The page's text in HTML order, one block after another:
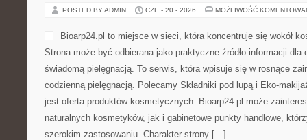
POSTED BY ADMIN CZE - 20 - 2026 MOŻLIWOŚĆ
Bioarp24.pl to miejsce w sieci, która koncentruje się wokół
Strona może być odbierana jako praktyczne źródło informacji dla
świadomą pielęgnacją. To serwis, która wpisuje się w rosnące
codzienną pielęgnacją. Polecamy Składniki pod lupą i Eko-
jest oferta produktów kosmetycznych. Bioarp24.pl może
naturalnych kosmetyków, jak i gabinetowe punkty handlowe,
szerokim zastosowaniu. Charakter strony […]